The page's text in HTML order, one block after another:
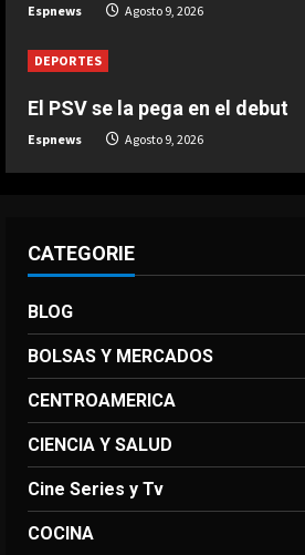
5 Agosto 9, 2026
Espnews Agosto 9, 2026
DEPORTES
El PSV se la pega en el debut
Espnews Agosto 9, 2026
CATEGORIE
BLOG
BOLSAS Y MERCADOS
CENTROAMERICA
CIENCIA Y SALUD
Cine Series y Tv
COCINA